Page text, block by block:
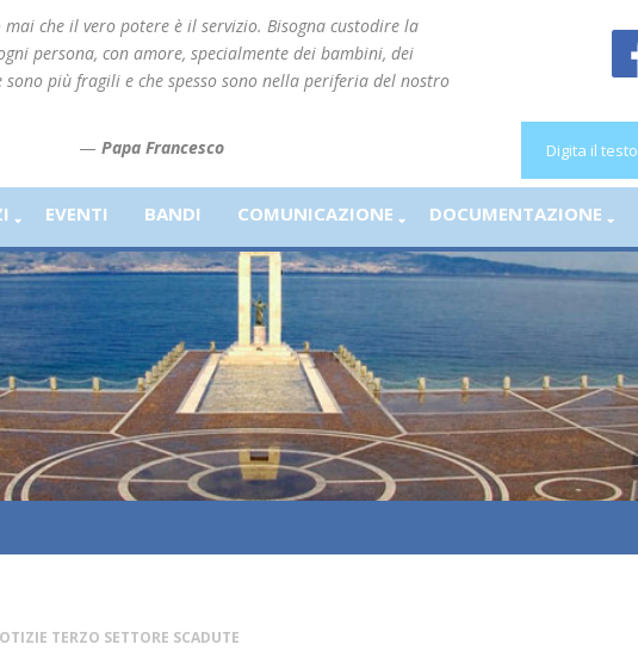
che il vero potere è il servizio. Bisogna custodire la
persona, con amore, specialmente dei bambini, dei
sono più fragili e che spesso sono nella periferia del nostro
— Papa Francesco
EVENTI BANDI COMUNICAZIONE DOCUMENTAZIONE
TERZO SETTORE SCADUTE